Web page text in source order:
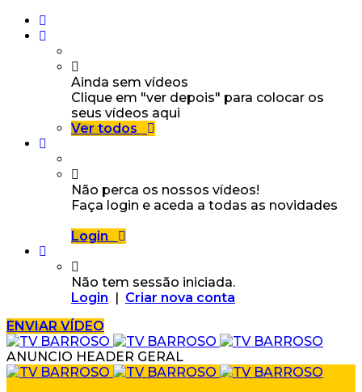
Ainda sem vídeos
Clique em "ver depois" para colocar os
seus vídeos aqui
Ver todos
Não perca os nossos vídeos!
Faça login e aceda a todas as novidades
Login
Não tem sessão iniciada.
Login | Criar nova conta
ENVIAR VÍDEO
ANUNCIO HEADER GERAL